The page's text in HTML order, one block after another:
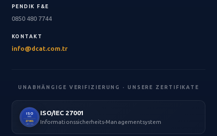
PENDIK F&E
0850 480 7744
KONTAKT
info@dcat.com.tr
UNABHÄNGIGE VERIFIZIERUNG · UNSERE ZERTIFIKATE
ISO
IEC
27001
CERTIFIED
ISO/IEC 27001
Informationssicherheits-Managementsystem